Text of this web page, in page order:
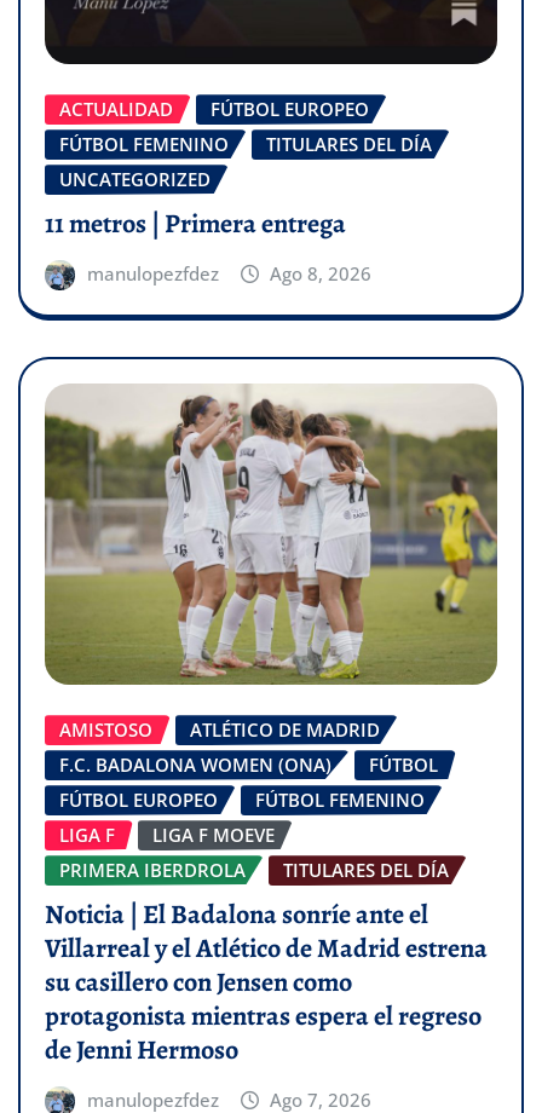
ACTUALIDAD
FÚTBOL EUROPEO
FÚTBOL FEMENINO
TITULARES DEL DÍA
UNCATEGORIZED
11 metros | Primera entrega
manulopezfdez Ago 8, 2026
AMISTOSO
ATLÉTICO DE MADRID
F.C. BADALONA WOMEN (ONA)
FÚTBOL
FÚTBOL EUROPEO
FÚTBOL FEMENINO
LIGA F
LIGA F MOEVE
PRIMERA IBERDROLA
TITULARES DEL DÍA
Noticia | El Badalona sonríe ante el
Villarreal y el Atlético de Madrid estrena
su casillero con Jensen como
protagonista mientras espera el regreso
de Jenni Hermoso
manulopezfdez Ago 7, 2026